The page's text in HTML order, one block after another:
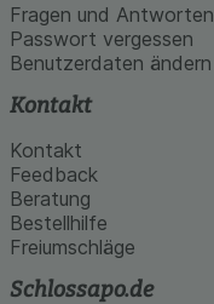
Fragen und Antworten
Passwort vergessen
Benutzerdaten ändern
Kontakt
Kontakt
Feedback
Beratung
Bestellhilfe
Freiumschläge
Schlossapo.de